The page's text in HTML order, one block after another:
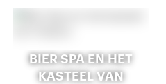
BIER SPA EN HET
KASTEEL VAN